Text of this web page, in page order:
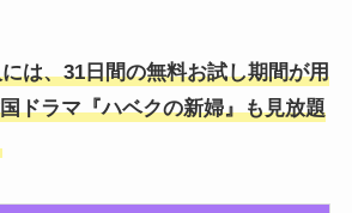
は、31日間の無料お試し期間が用
ドラマ『ハベクの新婦』も見放題